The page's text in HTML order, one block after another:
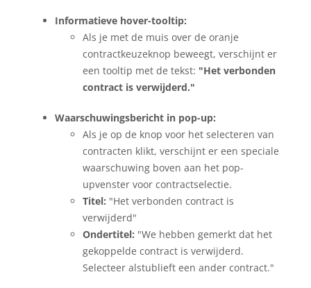
Informatieve hover-tooltip:
Als je met de muis over de oranje
contractkeuzeknop beweegt, verschijnt er
een tooltip met de tekst: "Het verbonden
contract is verwijderd."
Waarschuwingsbericht in pop-up:
Als je op de knop voor het selecteren van
contracten klikt, verschijnt er een speciale
waarschuwing boven aan het pop-
upvenster voor contractselectie.
Titel: "Het verbonden contract is
verwijderd"
Ondertitel: "We hebben gemerkt dat het
gekoppelde contract is verwijderd.
Selecteer alstublieft een ander contract."